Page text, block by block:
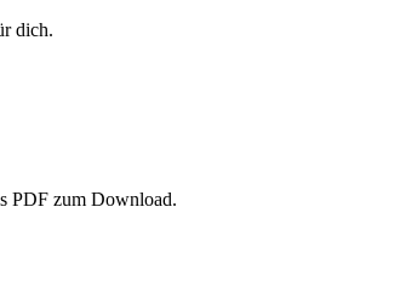
dich.
PDF zum Download.